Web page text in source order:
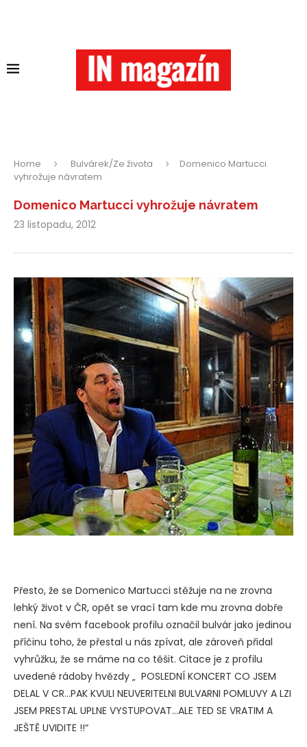
Home Bulvárek/Ze života
Domenico Martucci
vyhrožuje návratem
Domenico Martucci vyhrožuje návratem
23 listopadu, 2012
Přesto, že se Domenico Martucci stěžuje na ne zrovna
lehký život v ČR, opět se vrací tam kde mu zrovna dobře
není. Na svém facebook profilu označil bulvár jako jedinou
příčinu toho, že přestal u nás zpívat, ale zároveň přidal
vyhrůžku, že se máme na co těšit. Citace je z profilu
uvedené rádoby hvězdy „ POSLEDNÍ KONCERT CO JSEM
DELAL V CR…PAK KVULI NEUVERITELNI BULVARNI POMLUVY A LZI
JSEM PRESTAL UPLNE VYSTUPOVAT…ALE TED SE VRATIM A
JEŠTĚ UVIDITE !!“